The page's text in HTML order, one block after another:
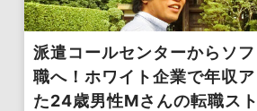
派遣コールセンターからソ
職へ！ホワイト企業で年収
た24歳男性Mさんの転職ス